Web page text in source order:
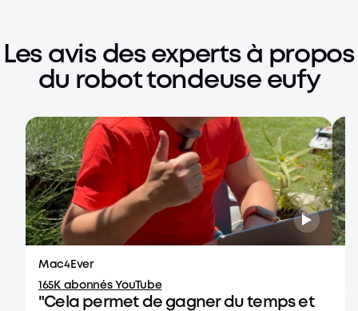
Les avis des experts à propos
du robot tondeuse eufy
Mac4Ever
165K abonnés YouTube
"Cela permet de gagner du temps et